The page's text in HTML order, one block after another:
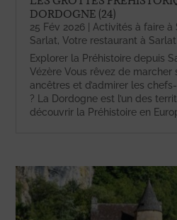
DORDOGNE (24)
25 Fév 2026 Activités à faire à
Sarlat,Votre restaurant à Sarlat
Explorer la Préhistoire depuis
Vézère Vous rêvez de marcher
ancêtres et d’admirer les
? La Dordogne est l’un des
découvrir la Préhistoire en